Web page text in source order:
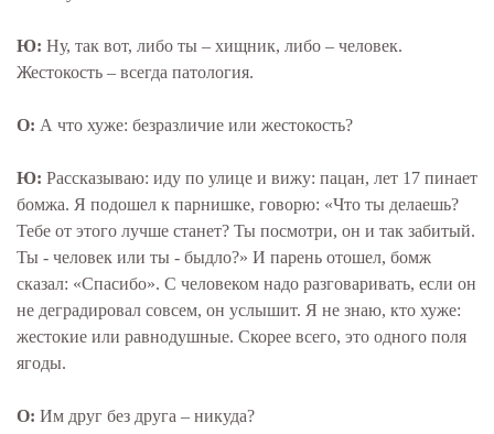
Ю: Ну, так вот, либо ты – хищник, либо – человек.
Жестокость – всегда патология.
О: А что хуже: безразличие или жестокость?
Ю: Рассказываю: иду по улице и вижу: пацан, лет 17 пинает
бомжа. Я подошел к парнишке, говорю: «Что ты делаешь?
Тебе от этого лучше станет? Ты посмотри, он и так забитый.
Ты - человек или ты - быдло?» И парень отошел, бомж
сказал: «Спасибо». С человеком надо разговаривать, если он
не деградировал совсем, он услышит. Я не знаю, кто хуже:
жестокие или равнодушные. Скорее всего, это одного поля
ягоды.
О: Им друг без друга – никуда?